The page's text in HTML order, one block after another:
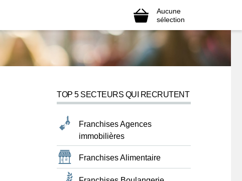
Aucune
sélection
TOP 5 SECTEURS QUI RECRUTENT
Franchises Agences
immobilières
Franchises Alimentaire